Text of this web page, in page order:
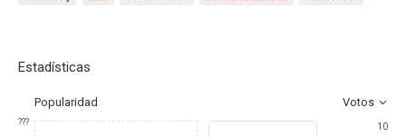
Estadísticas
Popularidad Votos
???
10